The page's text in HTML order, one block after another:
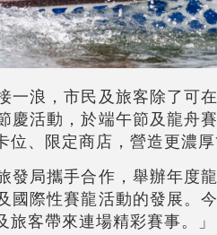
浪，市民及旅客除了可
活動，於端午節及龍舟
、限定商店，營造更濃厚
局攜手合作，舉辦年度
際性賽龍活動的發展。
客帶來連場精彩賽事。」